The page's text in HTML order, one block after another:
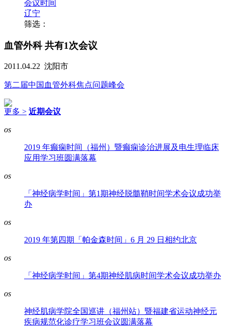
会议时间
辽宁
筛选：
血管外科共有1次会议
2011.04.22 沈阳市
第二届中国血管外科焦点问题峰会
更多 > 近期会议
os
2019 年癫痫时间（福州）暨癫痫诊治进展及电生理临床
应用学习班圆满落幕
os
「神经病学时间」第1期神经脱髓鞘时间学术会议成功举
办
os
2019 年第四期「帕金森时间」6 月 29 日相约北京
os
「神经病学时间」第4期神经肌病时间学术会议成功举办
os
神经肌病学院全国巡讲（福州站）暨福建省运动神经元
疾病规范化诊疗学习班会议圆满落幕